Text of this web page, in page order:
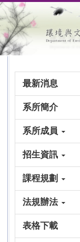
跳
到
主
要
內
容
最新消息
系所簡介
系所成員
招生資訊
課程規劃
法規辦法
表格下載